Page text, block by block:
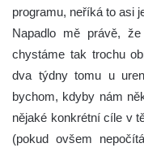
programu, neříká to asi
Napadlo mě právě,
chystáme tak trochu
dva týdny tomu u
bychom, kdyby nám
nějaké konkrétní cíle v
(pokud ovšem